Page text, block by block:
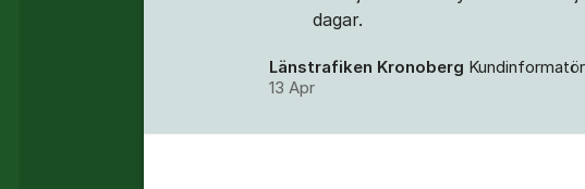
dagar.
Länstrafiken Kronoberg Kundinformatör
13 Apr